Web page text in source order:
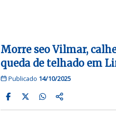
Morre seo Vilmar,
queda de telhado em
Publicado 14/10/2025